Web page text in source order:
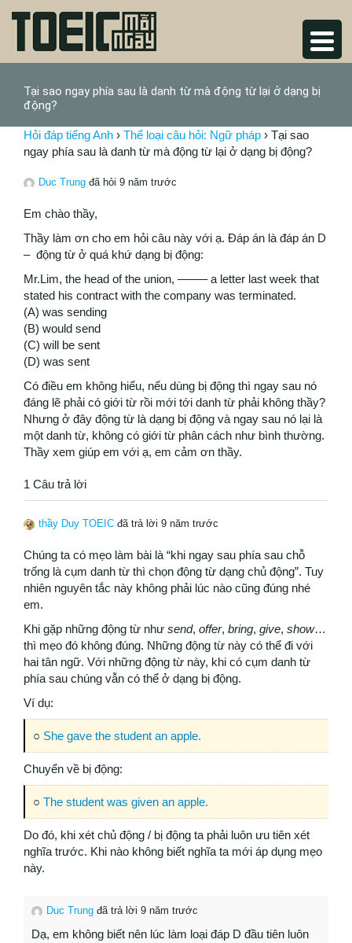
Tại sao ngay phía sau là danh từ mà động từ lại ở dạng bị
động?
Hỏi đáp tiếng Anh › Thể loại câu hỏi: Ngữ pháp › Tại sao
ngay phía sau là danh từ mà động từ lại ở dạng bị động?
Duc Trung đã hỏi 9 năm trước
Em chào thầy,
Thầy làm ơn cho em hỏi câu này với ạ. Đáp án là đáp án D
– động từ ở quá khứ dạng bị động:
Mr.Lim, the head of the union, ——– a letter last week that
stated his contract with the company was terminated.
(A) was sending
(B) would send
(C) will be sent
(D) was sent
Có điều em không hiểu, nếu dùng bị động thì ngay sau nó
đáng lẽ phải có giới từ rồi mới tới danh từ phải không thầy?
Nhưng ở đây động từ là dạng bị động và ngay sau nó lại là
một danh từ, không có giới từ phân cách như bình thường.
Thầy xem giúp em với ạ, em cảm ơn thầy.
1 Câu trả lời
thầy Duy TOEIC đã trả lời 9 năm trước
Chúng ta có mẹo làm bài là “khi ngay sau phía sau chỗ
trống là cụm danh từ thì chọn động từ dạng chủ động”. Tuy
nhiên nguyên tắc này không phải lúc nào cũng đúng nhé
em.
Khi gặp những động từ như send, offer, bring, give, show…
thì mẹo đó không đúng. Những động từ này có thể đi với
hai tân ngữ. Với những động từ này, khi có cụm danh từ
phía sau chúng vẫn có thể ở dạng bị động.
Ví dụ:
○ She gave the student an apple.
Chuyển về bị động:
○ The student was given an apple.
Do đó, khi xét chủ động / bị động ta phải luôn ưu tiên xét
nghĩa trước. Khi nào không biết nghĩa ta mới áp dụng mẹo
này.
Duc Trung đã trả lời 9 năm trước
Dạ, em không biết nên lúc làm loại đáp D đầu tiên luôn